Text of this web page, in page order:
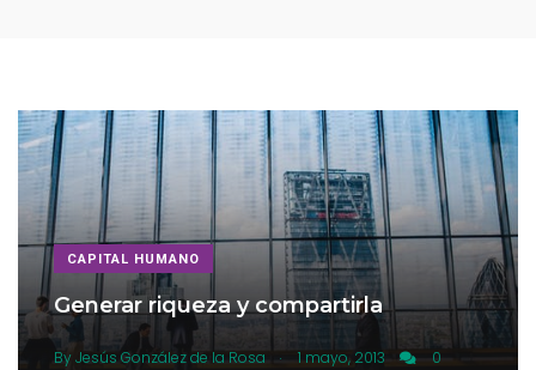
CAPITAL HUMANO
Generar riqueza y compartirla
By Jesús González de la Rosa . 1 mayo, 2013
0